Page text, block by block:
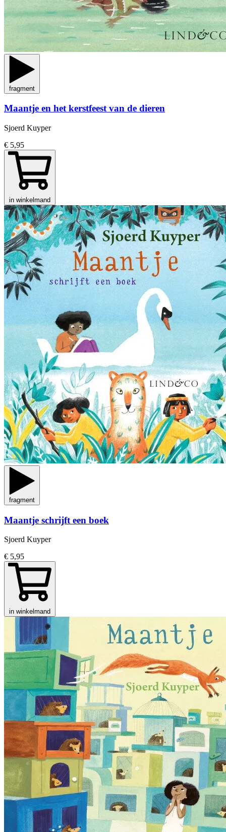
fragment
Maantje en het kerstfeest van de dieren
Sjoerd Kuyper
€ 5,95
in winkelmand
fragment
Maantje schrijft een boek
Sjoerd Kuyper
€ 5,95
in winkelmand